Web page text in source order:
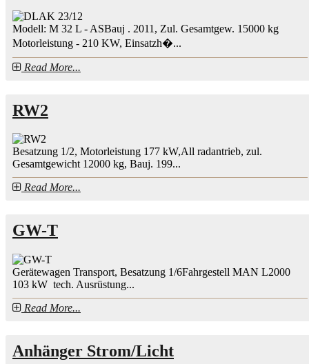
Modell: M 32 L - ASBauj . 2011, Zul. Gesamtgew. 15000 kg
Motorleistung - 210 KW, Einsatzh�...
Read More...
RW2
Besatzung 1/2, Motorleistung 177 kW,All radantrieb, zul.
Gesamtgewicht 12000 kg, Bauj. 199...
Read More...
GW-T
Gerätewagen Transport, Besatzung 1/6Fahrgestell MAN L2000
103 kW tech. Ausrüstung...
Read More...
Anhänger Strom/Licht